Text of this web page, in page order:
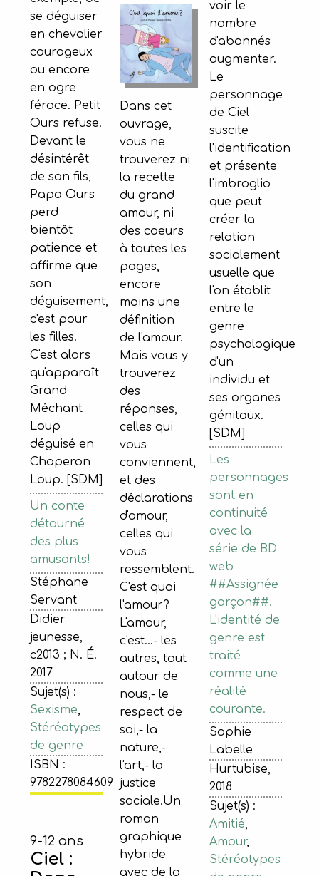
se déguiser
en chevalier
courageux
ou encore
en ogre
féroce. Petit
Ours refuse.
Devant le
désintérêt
de son fils,
Papa Ours
perd
bientôt
patience et
affirme que
son
déguisement,
c'est pour
les filles.
C'est alors
qu'apparaît
Grand
Méchant
Loup
déguisé en
Chaperon
Loup. [SDM]
Un conte
détourné
des plus
amusants!
Stéphane
Servant
Didier
jeunesse,
c2013 ; N. É.
2017
Sujet(s) :
Sexisme,
Stéréotypes
de genre
ISBN :
9782278084609
Dans cet
ouvrage,
vous ne
trouverez ni
la recette
du grand
amour, ni
des coeurs
à toutes les
pages,
encore
moins une
définition
de l'amour.
Mais vous y
trouverez
des
réponses,
celles qui
vous
conviennent,
et des
déclarations
d'amour,
celles qui
vous
ressemblent.
C'est quoi
l'amour?
L'amour,
c'est...- les
autres, tout
autour de
nous,- le
respect de
soi,- la
nature,-
l'art,- la
justice
sociale.Un
roman
graphique
hybride
avec de la
voir le
nombre
d'abonnés
augmenter.
Le
personnage
de Ciel
suscite
l'identification
et présente
l'imbroglio
que peut
créer la
relation
socialement
usuelle que
l'on établit
entre le
genre
psychologique
d'un
individu et
ses organes
génitaux.
[SDM]
Les
personnages
sont en
continuité
avec la
série de BD
web
##Assignée
garçon##.
L'identité de
genre est
traité
comme une
réalité
courante.
Sophie
Labelle
Hurtubise,
2018
Sujet(s) :
Amitié,
Amour,
Stéréotypes
9-12 ans
Ciel :